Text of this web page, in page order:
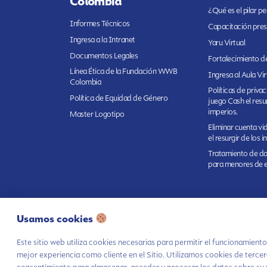
Haz parte de nuestra comunidad y no te
Informes Técnicos
Ingresa a la Intranet
Documentos Legales
Línea Ética de la Fundación WWB
Colombia
Política de Equidad de Género
Master Logotipo
¿Qué es el pilar
Capacitación
Yaru Virtual
Fortalecimiento
Ingresa al Aula
Políticas de
juego Cash el
imperios.
Eliminar cuenta
el resurgir de los
Tratamiento de
para menores de
Autorización de tratamiento
de datos
Aviso
Privacidad
Usamos cookies
Este sitio web utiliza cookies necesarias para permitir el
mejor experiencia como cliente en el Sitio. Utilizamos cookies de